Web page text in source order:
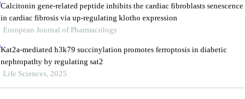
Calcitonin gene-related peptide inhibits the cardiac fibroblasts senescence
in cardiac fibrosis via up-regulating klotho expression
European Journal of Pharmacology
Kat2a-mediated h3k79 succinylation promotes ferroptosis in diabetic
nephropathy by regulating sat2
Life Sciences, 2025